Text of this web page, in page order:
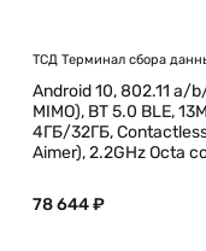
ТСД Терминал сбора
Android 10, 802.11
MIMO), BT 5.0 BLE,
4ГБ/32ГБ,
Aimer), 2.2GHz Octa
78 644 ₽